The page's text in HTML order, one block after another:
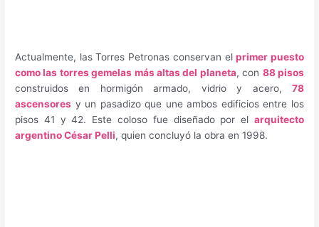
Actualmente, las Torres Petronas conservan elprimer puesto
como las torres gemelas más altas del planeta, con 88 pisos
construidos en hormigón armado, vidrio y acero, 78
ascensores y un pasadizo que une ambos edificios entre los
pisos 41 y 42. Este coloso fue diseñado por el arquitecto
argentino César Pelli, quien concluyó la obra en 1998.